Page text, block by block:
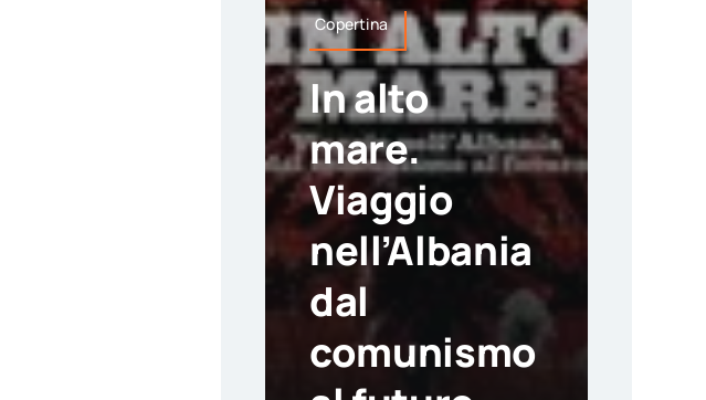
Copertina
In alto
mare.
Viaggio
nell’Albania
dal
comunismo